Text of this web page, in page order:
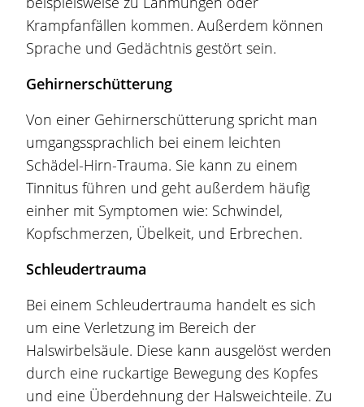
Krampfanfällen kommen. Außerdem können
Sprache und Gedächtnis gestört sein.
Gehirnerschütterung
Von einer Gehirnerschütterung spricht man
umgangssprachlich bei einem leichten
Schädel-Hirn-Trauma. Sie kann zu einem
Tinnitus führen und geht außerdem häufig
einher mit Symptomen wie: Schwindel,
Kopfschmerzen, Übelkeit, und Erbrechen.
Schleudertrauma
Bei einem Schleudertrauma handelt es sich
um eine Verletzung im Bereich der
Halswirbelsäule. Diese kann ausgelöst werden
durch eine ruckartige Bewegung des Kopfes
und eine Überdehnung der Halsweichteile. Zu